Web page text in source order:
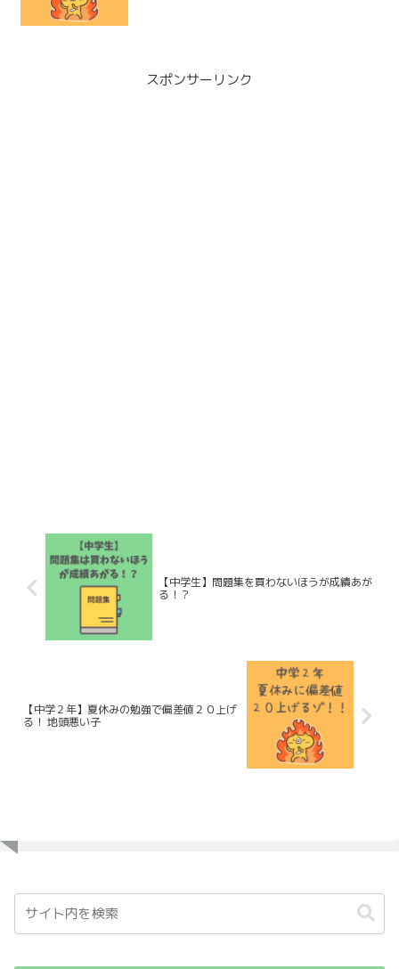
スポンサーリンク
【中学生】問題集を買わないほうが成績あが
る！？
【中学２年】夏休みの勉強で偏差値２０上げ
る！ 地頭悪い子